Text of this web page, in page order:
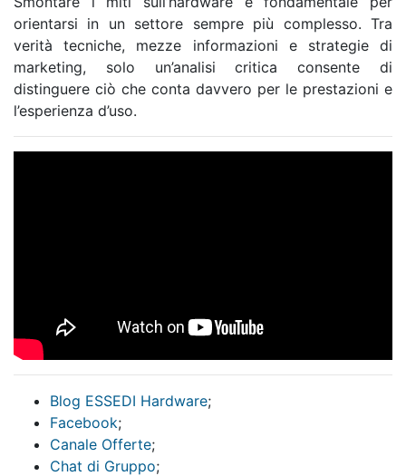
orientarsi in un settore sempre più complesso. Tra
verità tecniche, mezze informazioni e strategie di
marketing, solo un’analisi critica consente di
distinguere ciò che conta davvero per le prestazioni e
l’esperienza d’uso.
Blog ESSEDI Hardware;
Facebook;
Canale Offerte;
Chat di Gruppo;